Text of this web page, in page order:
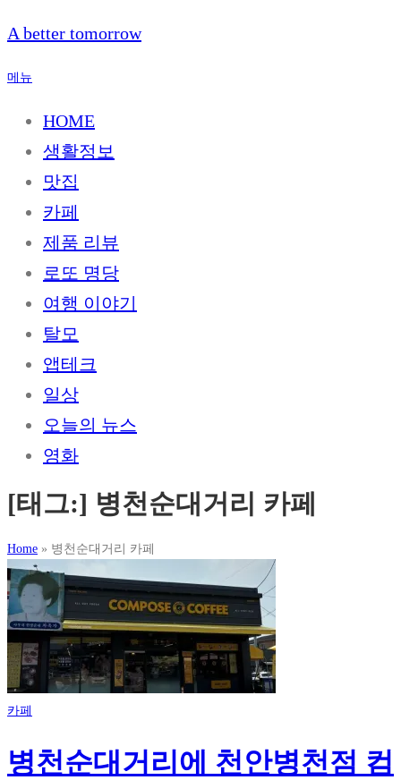
내
으
A better tomorrow
메뉴
HOME
생활정보
맛집
카페
제품 리뷰
로또 명당
여행 이야기
탈모
앱테크
일상
오늘의 뉴스
영화
[태그:] 병천순대거리 카페
Home » 병천순대거리 카페
카페
병천순대거리에 천안병천점 컴